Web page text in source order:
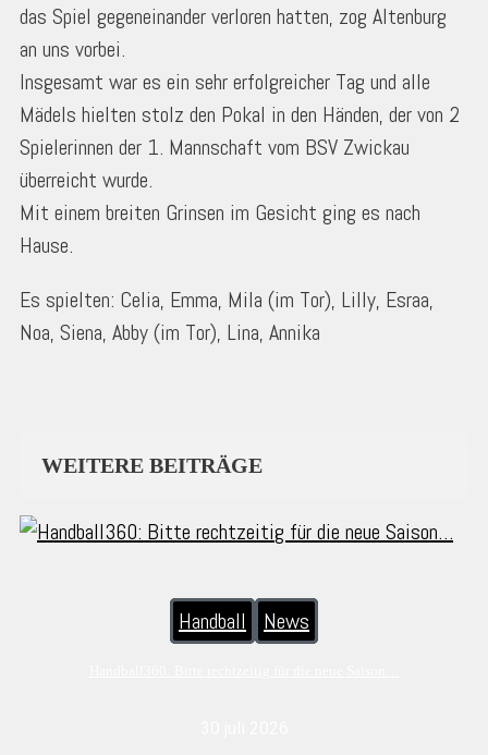
das Spiel gegeneinander verloren hatten, zog Altenburg
an uns vorbei.
Insgesamt war es ein sehr erfolgreicher Tag und alle
Mädels hielten stolz den Pokal in den Händen, der von 2
Spielerinnen der 1. Mannschaft vom BSV Zwickau
überreicht wurde.
Mit einem breiten Grinsen im Gesicht ging es nach
Hause.
Es spielten: Celia, Emma, Mila (im Tor), Lilly, Esraa,
Noa, Siena, Abby (im Tor), Lina, Annika
WEITERE BEITRÄGE
Handball News